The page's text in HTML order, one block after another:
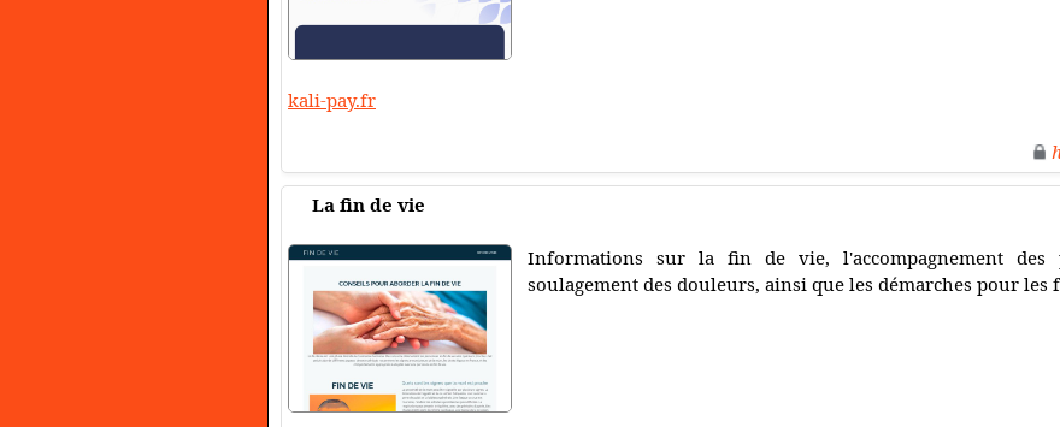
kali-pay.fr
La fin de vie
Informations sur la fin de vie, l'accompagnement des
soulagement des douleurs, ainsi que les démarches pour les